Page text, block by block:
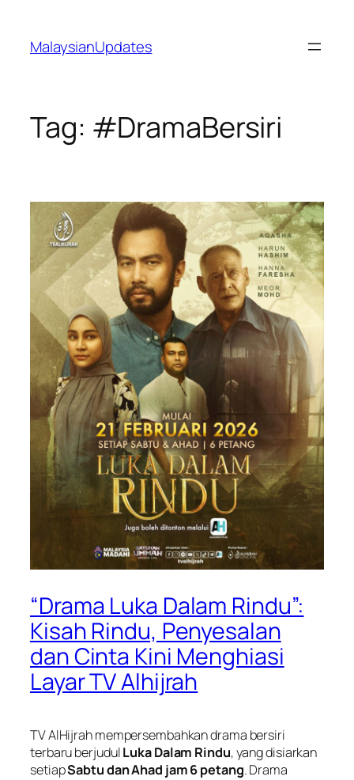
content
MalaysianUpdates
Tag: #DramaBersiri
“Drama Luka Dalam Rindu”:
Kisah Rindu, Penyesalan
dan Cinta Kini Menghiasi
Layar TV Alhijrah
TV AlHijrah mempersembahkan drama bersiri
terbaru berjudulLuka Dalam Rindu, yang disiarkan
setiapSabtu dan Ahad jam 6 petang. Drama